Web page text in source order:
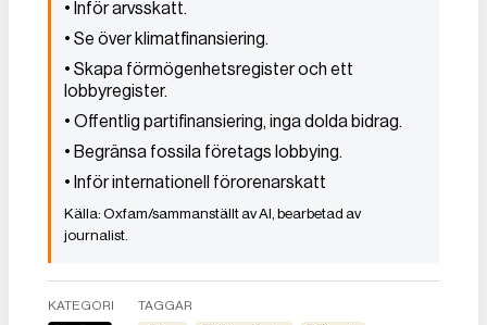
• Inför arvsskatt.
• Se över klimatfinansiering.
• Skapa förmögenhetsregister och ett
lobbyregister.
• Offentlig partifinansiering, inga dolda bidrag.
• Begränsa fossila företags lobbying.
• Inför internationell förorenarskatt
Oxfam/sammanställt av AI, bearbetad av
journalist.
KATEGORI TAGGAR